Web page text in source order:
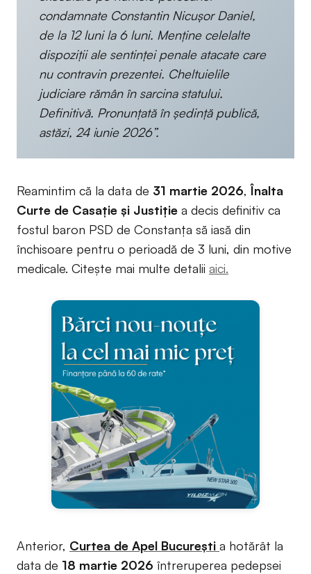
condamnate Constantin Nicușor Daniel,
de la 12 luni la 6 luni. Menţine celelalte
dispoziţii ale sentinţei penale atacate care
nu contravin prezentei. Cheltuielile
judiciare rămân în sarcina statului.
Definitivă. Pronunțată în ședință publică,
astăzi, 24 iunie 2026”.
Reamintim că la data de 31 martie 2026, Înalta
Curte de Casație și Justiție a decis definitiv ca
fostul baron PSD de Constanța să iasă din
închisoare pentru o perioadă de 3 luni, din motive
medicale. Citește mai multe detalii aici.
Anterior, Curtea de Apel București a hotărât la
data de 18 martie 2026 întreruperea pedepsei